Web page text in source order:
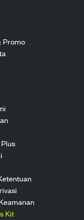
Promo
Kit